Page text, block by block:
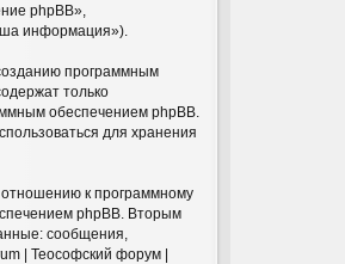
phpBB»,
информация»).
программным
только
обеспечением phpBB.
для хранения
к программному
phpBB. Вторым
сообщения,
| Теософский форум |